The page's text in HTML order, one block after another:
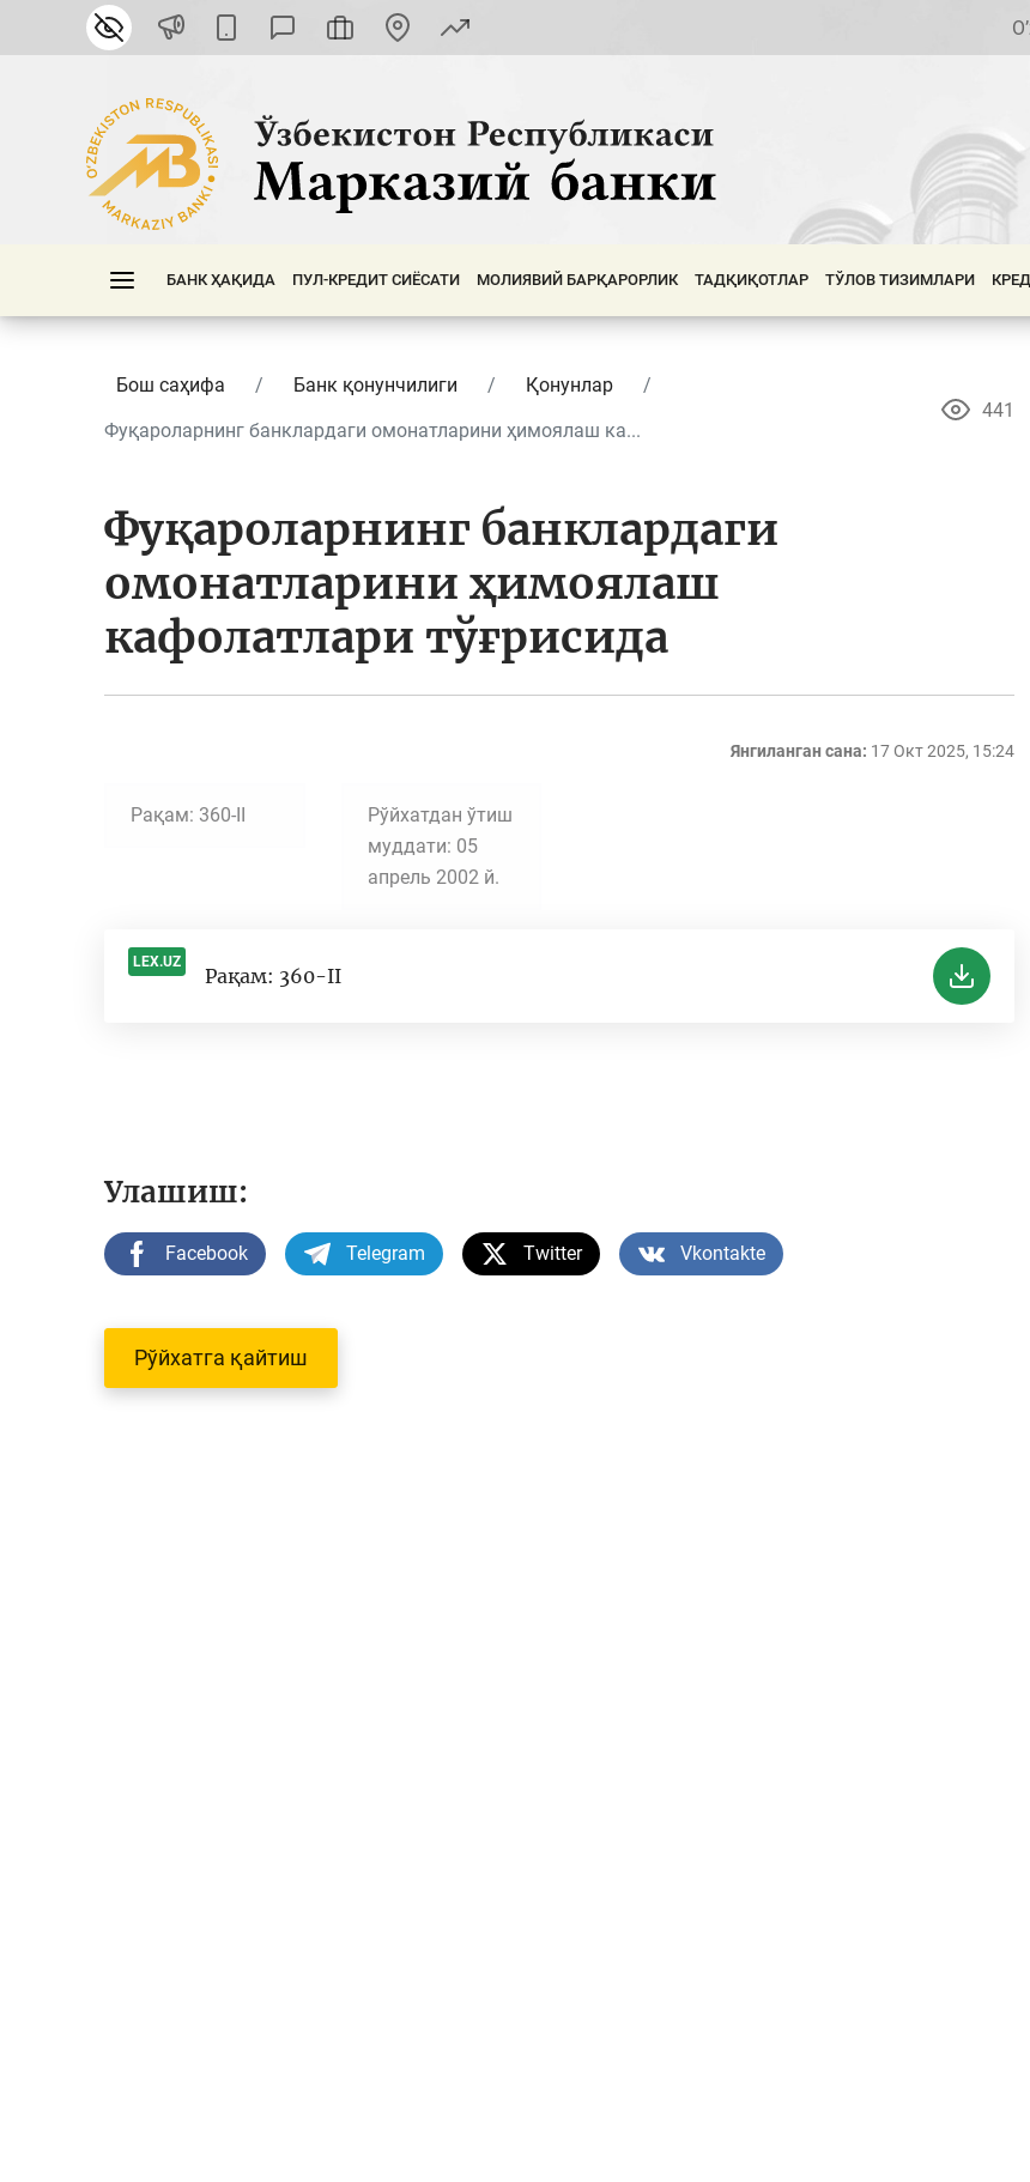
БАНК ҲАҚИДА ПУЛ-КРЕДИТ СИЁСАТИ МОЛИЯВИЙ БАРҚАРОРЛИК ТАДҚИҚОТЛАР ТЎЛОВ ТИЗИМЛАРИ
Бош саҳифа Банк қонунчилиги
Қонунлар
Фуқароларнинг банклардаги омонатларини ҳимоялаш ка...
441
Фуқароларнинг банклардаги
омонатларини ҳимоялаш
кафолатлари тўғрисида
Янгиланган сана: 17 Окт 2025, 15:24
Рақам: 360-II
Рўйхатдан ўтиш
муддати: 05
апрель 2002 й.
LEX.UZ
Рақам: 360-II
Улашиш:
Facebook Telegram Twitter Vkontakte
Рўйхатга қайтиш